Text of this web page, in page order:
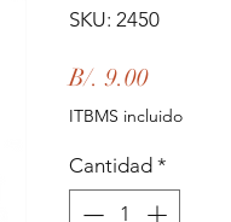
SKU: 2450
B/. 9.00Precio
ITBMS incluido
Cantidad *